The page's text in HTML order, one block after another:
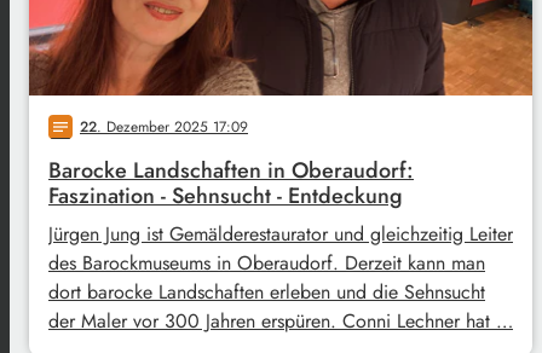
notes 22. Dezember 2025 17:09
Barocke Landschaften in Oberaudorf:
Faszination - Sehnsucht - Entdeckung
Jürgen Jung ist Gemälderestaurator und gleichzeitig Leiter
des Barockmuseums in Oberaudorf. Derzeit kann man
dort barocke Landschaften erleben und die Sehnsucht
der Maler vor 300 Jahren erspüren. Conni Lechner hat …